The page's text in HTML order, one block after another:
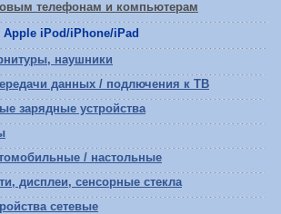
телефонам и компьютерам
iPod/iPhone/iPad
наушники
данных / подлючения к ТВ
зарядные устройства
/ настольные
дисплеи, сенсорные стекла
сетевые